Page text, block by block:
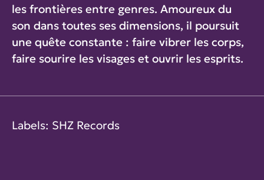
les frontières entre genres. Amoureux du
son dans toutes ses dimensions, il poursuit
une quête constante : faire vibrer les corps,
faire sourire les visages et ouvrir les esprits.
Labels: SHZ Records